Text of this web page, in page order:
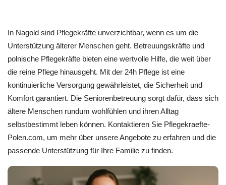
In Nagold sind Pflegekräfte unverzichtbar, wenn es um die
Unterstützung älterer Menschen geht. Betreuungskräfte und
polnische Pflegekräfte bieten eine wertvolle Hilfe, die weit über
die reine Pflege hinausgeht. Mit der 24h Pflege ist eine
kontinuierliche Versorgung gewährleistet, die Sicherheit und
Komfort garantiert. Die Seniorenbetreuung sorgt dafür, dass sich
ältere Menschen rundum wohlfühlen und ihren Alltag
selbstbestimmt leben können. Kontaktieren Sie Pflegekraefte-
Polen.com, um mehr über unsere Angebote zu erfahren und die
passende Unterstützung für Ihre Familie zu finden.